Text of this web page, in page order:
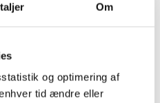
Om
og optimering af
tid ændre eller
sit amet ...